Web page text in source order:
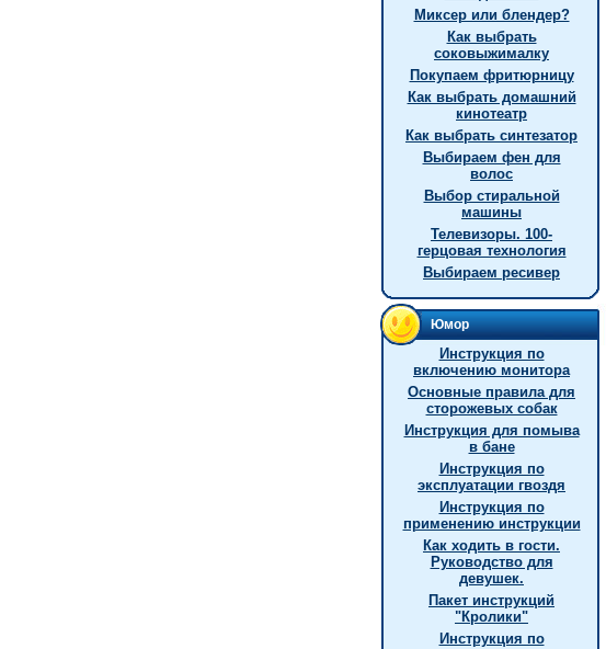
Миксер или блендер?
Как выбрать
соковыжималку
Покупаем фритюрницу
Как выбрать домашний
кинотеатр
Как выбрать синтезатор
Выбираем фен для
волос
Выбор стиральной
машины
Телевизоры. 100-
герцовая технология
Выбираем ресивер
Юмор
Инструкция по
включению монитора
Основные правила для
сторожевых собак
Инструкция для помыва
в бане
Инструкция по
эксплуатации гвоздя
Инструкция по
применению инструкции
Как ходить в гости.
Руководство для
девушек.
Пакет инструкций
"Кролики"
Инструкция по